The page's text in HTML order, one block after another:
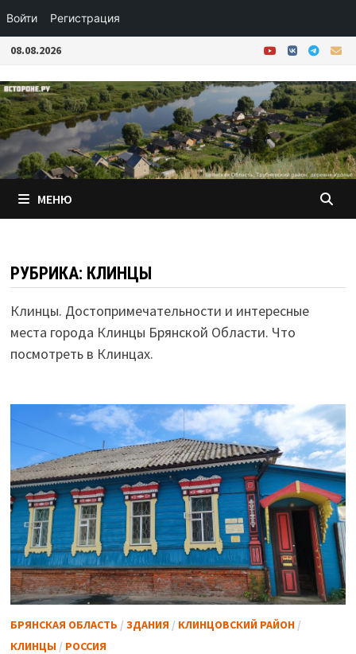
Войти Регистрация
Перейти
содержимому
08.08.2026
МЕНЮ
РУБРИКА: КЛИНЦЫ
Клинцы. Достопримечательности и интересные
места города Клинцы Брянской Области. Что
посмотреть в Клинцах.
БРЯНСКАЯ ОБЛАСТЬ / ЗДАНИЯ / КЛИНЦОВСКИЙ РАЙОН/
КЛИНЦЫ / РОССИЯ